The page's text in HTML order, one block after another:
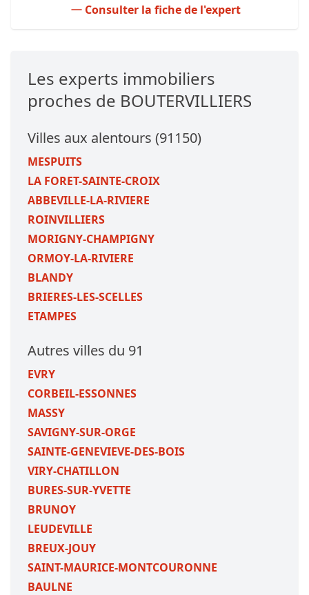
Consulter la fiche de l'expert
Les experts immobiliers
proches de BOUTERVILLIERS
Villes aux alentours (91150)
MESPUITS
LA FORET-SAINTE-CROIX
ABBEVILLE-LA-RIVIERE
ROINVILLIERS
MORIGNY-CHAMPIGNY
ORMOY-LA-RIVIERE
BLANDY
BRIERES-LES-SCELLES
ETAMPES
Autres villes du 91
EVRY
CORBEIL-ESSONNES
MASSY
SAVIGNY-SUR-ORGE
SAINTE-GENEVIEVE-DES-BOIS
VIRY-CHATILLON
BURES-SUR-YVETTE
BRUNOY
LEUDEVILLE
BREUX-JOUY
SAINT-MAURICE-MONTCOURONNE
BAULNE